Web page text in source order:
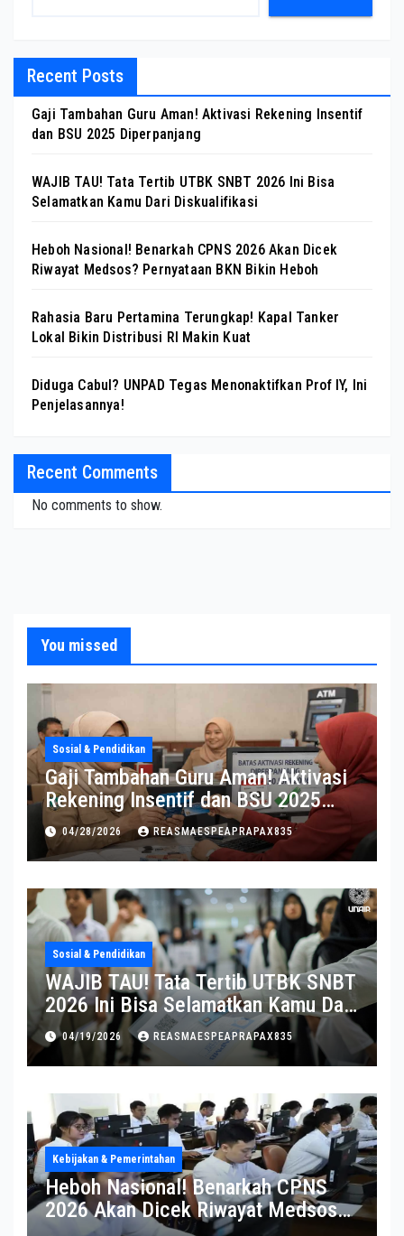
Recent Posts
Gaji Tambahan Guru Aman! Aktivasi Rekening Insentif
dan BSU 2025 Diperpanjang
WAJIB TAU! Tata Tertib UTBK SNBT 2026 Ini Bisa
Selamatkan Kamu Dari Diskualifikasi
Heboh Nasional! Benarkah CPNS 2026 Akan Dicek
Riwayat Medsos? Pernyataan BKN Bikin Heboh
Rahasia Baru Pertamina Terungkap! Kapal Tanker
Lokal Bikin Distribusi RI Makin Kuat
Diduga Cabul? UNPAD Tegas Menonaktifkan Prof IY, Ini
Penjelasannya!
Recent Comments
No comments to show.
You missed
Sosial & Pendidikan
Gaji Tambahan Guru Aman! Aktivasi
Rekening Insentif dan BSU 2025
Diperpanjang
04/28/2026 REASMAESPEAPRAPAX835
Sosial & Pendidikan
WAJIB TAU! Tata Tertib UTBK SNBT
2026 Ini Bisa Selamatkan Kamu Dari
Diskualifikasi
04/19/2026 REASMAESPEAPRAPAX835
Kebijakan & Pemerintahan
Heboh Nasional! Benarkah CPNS
2026 Akan Dicek Riwayat Medsos?